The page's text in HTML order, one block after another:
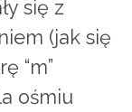
się z
(jak się
“m”
ośmiu